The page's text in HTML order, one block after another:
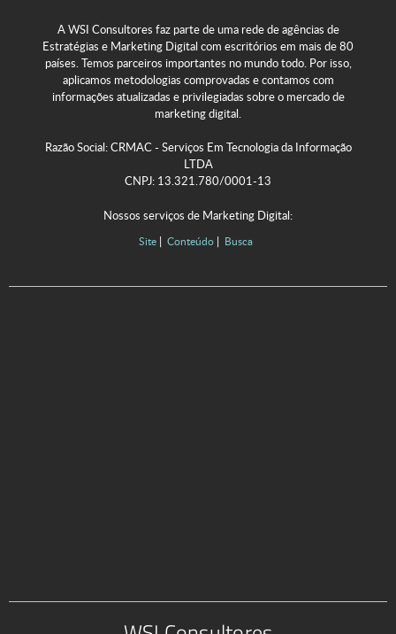
A WSI Consultores faz parte de uma rede de agências de
Estratégias e Marketing Digital com escritórios em mais de 80
países. Temos parceiros importantes no mundo todo. Por isso,
aplicamos metodologias comprovadas e contamos com
informações atualizadas e privilegiadas sobre o mercado de
marketing digital.
Razão Social: CRMAC - Serviços Em Tecnologia da Informação
LTDA
CNPJ: 13.321.780/0001-13
Nossos serviços de Marketing Digital:
Site Conteúdo Busca